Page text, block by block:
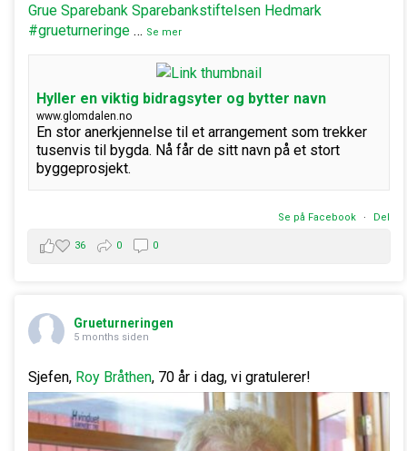
Grue Sparebank Sparebankstiftelsen Hedmark
#grueturneringe … Se mer
Hyller en viktig bidragsyter og bytter navn
www.glomdalen.no
En stor anerkjennelse til et arrangement som trekker
tusenvis til bygda. Nå får de sitt navn på et stort
byggeprosjekt.
Se på Facebook · Del
36 0 0
Grueturneringen
5 months siden
Sjefen, Roy Bråthen, 70 år i dag, vi gratulerer!